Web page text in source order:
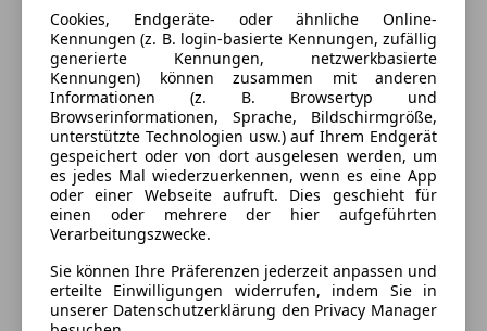
Lederlenkrad
Lichtsensor
Lordosenstütze
Multifunktionslenkrad
Navigationssystem
Regensensor
Schlüssellose Zentralverriegelung
Sitzheizung
Start/Stop-Automatik
Tempomat
Unterhaltung/Media
Android Auto
Fahrzeugbeschreibung
Sitzbezug
M Alcantara/Veganza-Kombination
Editionen und Pakete
M Sportpaket
Sportpaket
Antrieb, Fahrwerk
Adaptives M Fahrwerk
Cookies, Endgeräte- oder ähnliche Online-
Kennungen (z. B. login-basierte Kennungen, zufällig
generierte Kennungen, netzwerkbasierte
Kennungen) können zusammen mit anderen
Informationen (z. B. Browsertyp und
Browserinformationen, Sprache, Bildschirmgröße,
unterstützte Technologien usw.) auf Ihrem Endgerät
gespeichert oder von dort ausgelesen werden, um
es jedes Mal wiederzuerkennen, wenn es eine App
oder einer Webseite aufruft. Dies geschieht für
einen oder mehrere der hier aufgeführten
Verarbeitungszwecke.
Sie können Ihre Präferenzen jederzeit anpassen und
erteilte Einwilligungen widerrufen, indem Sie in
unserer Datenschutzerklärung den Privacy Manager